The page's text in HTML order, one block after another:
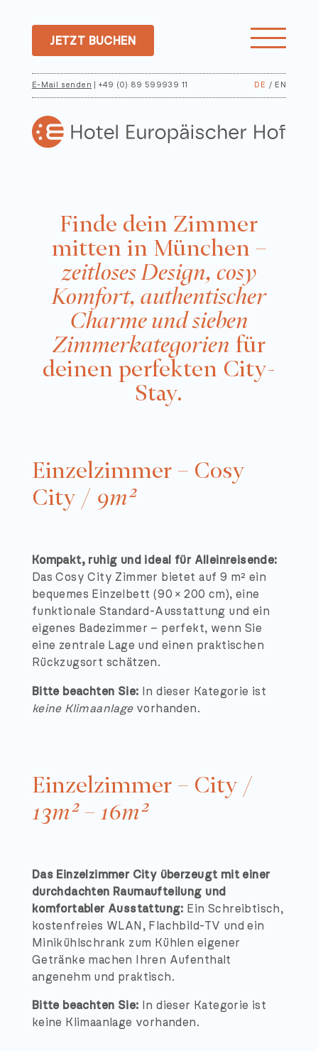
E-Mail senden | +49 (0) 89 599939 11 DE / EN
JETZT BUCHEN
Finde dein Zimmer
mitten in München –
zeitloses Design, cosy
Komfort, authentischer
Charme und sieben
Zimmerkategorien für
deinen perfekten City-
Stay.
Einzelzimmer – Cosy
City / 9m²
Kompakt, ruhig und ideal für Alleinreisende:
Das Cosy City Zimmer bietet auf 9 m² ein
bequemes Einzelbett (90 × 200 cm), eine
funktionale Standard-Ausstattung und ein
eigenes Badezimmer – perfekt, wenn Sie
eine zentrale Lage und einen praktischen
Rückzugsort schätzen.
Bitte beachten Sie: In dieser Kategorie ist
keine Klimaanlagevorhanden.
Einzelzimmer – City /
13m² – 16m²
Das Einzelzimmer City überzeugt mit einer
durchdachten Raumaufteilung und
komfortabler Ausstattung: Ein Schreibtisch,
kostenfreies WLAN, Flachbild-TV und ein
Minikühlschrank zum Kühlen eigener
Getränke machen Ihren Aufenthalt
angenehm und praktisch.
Bitte beachten Sie: In dieser Kategorie ist
keine Klimaanlage vorhanden.